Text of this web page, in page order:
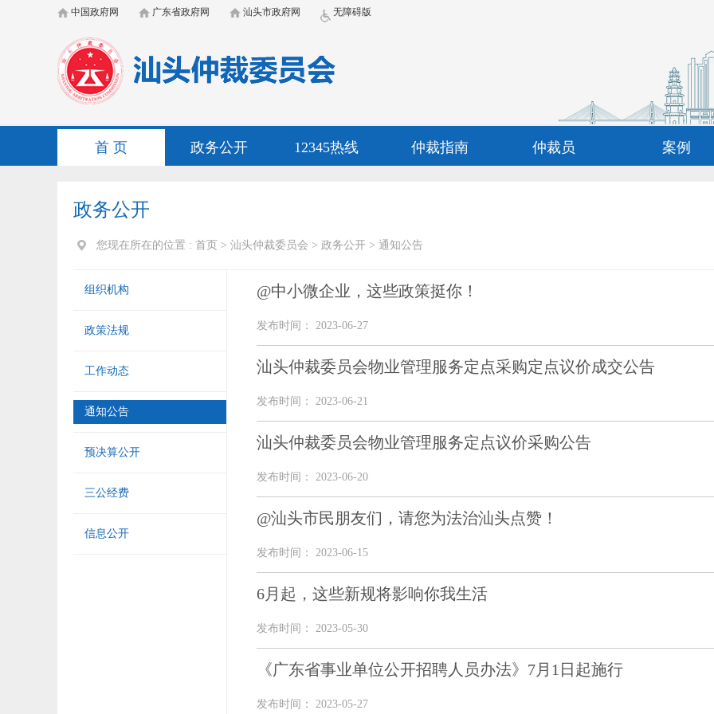
中国政府网 广东省政府网 汕头市政府网 无障碍版
首 页 政务公开 12345热线 仲裁指南 仲裁员 案例
政务公开
您现在所在的位置 : 首页 > 汕头仲裁委员会 > 政务公开 > 通知公告
组织机构
政策法规
工作动态
通知公告
预决算公开
三公经费
信息公开
@中小微企业，这些政策挺你！
发布时间： 2023-06-27
汕头仲裁委员会物业管理服务定点采购定点议价成交公告
发布时间： 2023-06-21
汕头仲裁委员会物业管理服务定点议价采购公告
发布时间： 2023-06-20
@汕头市民朋友们，请您为法治汕头点赞！
发布时间： 2023-06-15
6月起，这些新规将影响你我生活
发布时间： 2023-05-30
《广东省事业单位公开招聘人员办法》7月1日起施行
发布时间： 2023-05-27